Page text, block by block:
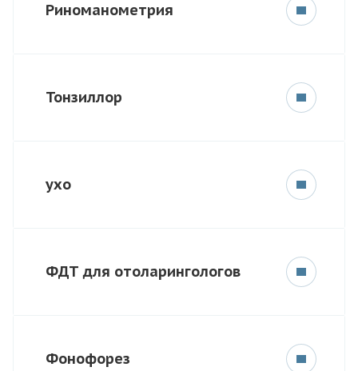
Риноманометрия
Тонзиллор
ухо
ФДТ для отоларингологов
Фонофорез